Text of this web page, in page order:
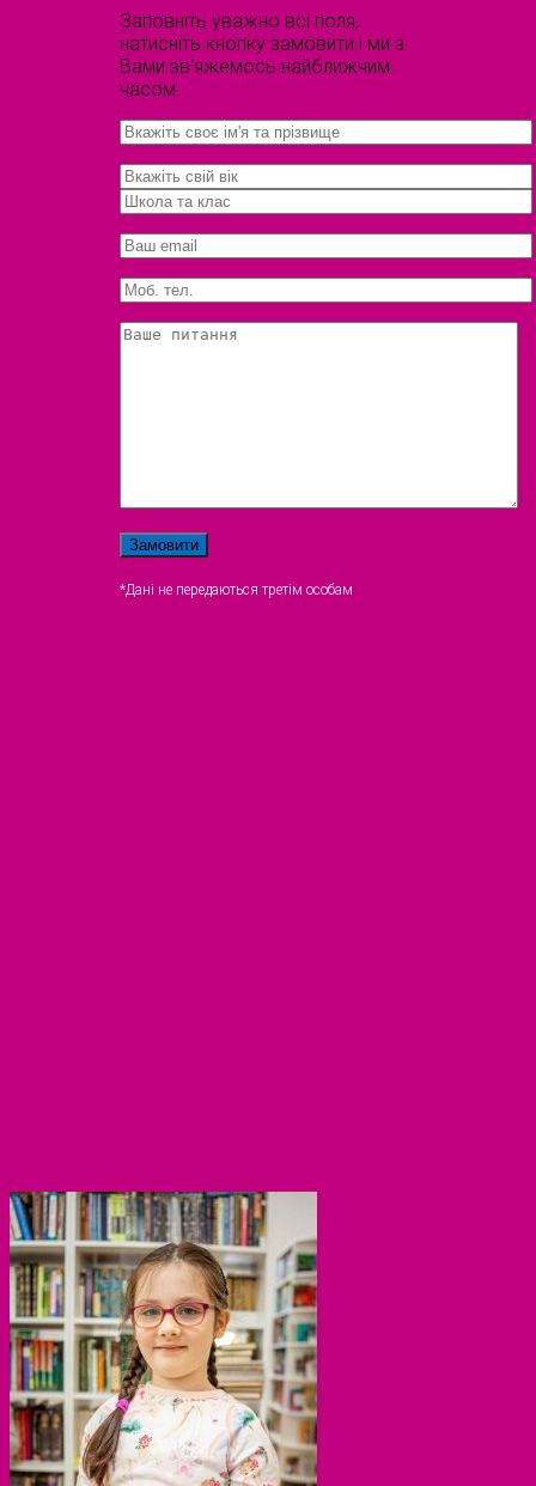
Заповніть уважно всі поля,
натисніть кнопку замовити і ми з
Вами зв'яжемось найближчим
часом.
*Дані не передаються третім особам